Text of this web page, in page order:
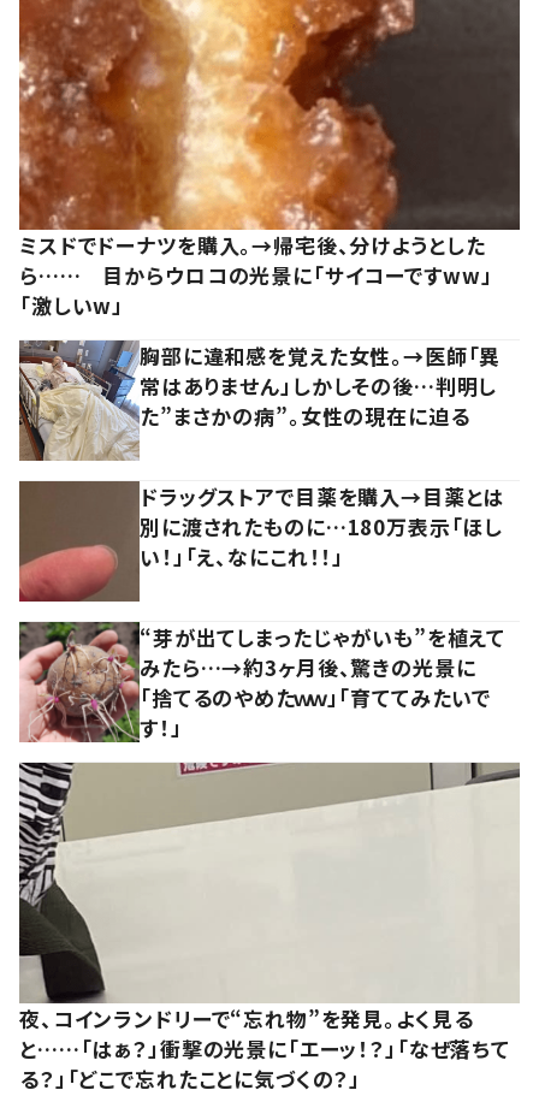
ミスドでドーナツを購入。→帰宅後、分けようとした
ら…… 目からウロコの光景に「サイコーですww」
「激しいw」
胸部に違和感を覚えた女性。→医師「異
常はありません」しかしその後…判明し
た”まさかの病”。女性の現在に迫る
ドラッグストアで目薬を購入→目薬とは
別に渡されたものに…180万表示「ほし
い！」「え、なにこれ！！」
“芽が出てしまったじゃがいも”を植えて
みたら…→約3ヶ月後、驚きの光景に
「捨てるのやめたｗｗ」「育ててみたいで
す！」
夜、コインランドリーで“忘れ物”を発見。よく見る
と……「はぁ？」衝撃の光景に「エーッ！？」「なぜ落ちて
る？」「どこで忘れたことに気づくの？」